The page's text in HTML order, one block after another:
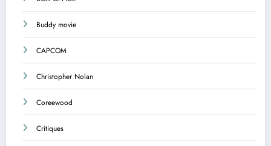
Buddy movie
CAPCOM
Christopher Nolan
Coreewood
Critiques